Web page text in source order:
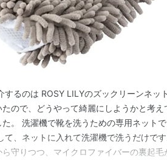
するのは ROSY LILYのズックリーンネッ
ので、どうやって綺麗にしようかと考え
。 洗濯機で靴を洗うための専用ネット
て、ネットに入れて洗濯機で洗うだけで
守りつつ、マイクロファイバーの裏起毛